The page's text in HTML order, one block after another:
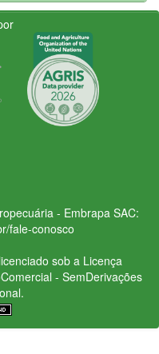
- Embrapa SAC:
fale-conosco
sob a Licença
- SemDerivações